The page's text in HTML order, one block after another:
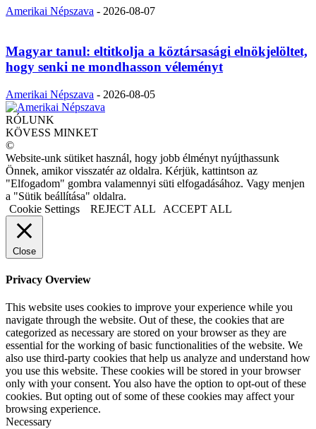
Amerikai Népszava - 2026-08-07
Magyar tanul: eltitkolja a köztársasági elnökjelöltet,
hogy senki ne mondhasson véleményt
Amerikai Népszava - 2026-08-05
RÓLUNK
KÖVESS MINKET
©
Website-unk sütiket használ, hogy jobb élményt nyújthassunk
Önnek, amikor visszatér az oldalra. Kérjük, kattintson az
"Elfogadom" gombra valamennyi süti elfogadásához. Vagy menjen
a "Sütik beállítása" oldalra.
Cookie Settings
REJECT ALL ACCEPT ALL
Close
Privacy Overview
This website uses cookies to improve your experience while you
navigate through the website. Out of these, the cookies that are
categorized as necessary are stored on your browser as they are
essential for the working of basic functionalities of the website. We
also use third-party cookies that help us analyze and understand how
you use this website. These cookies will be stored in your browser
only with your consent. You also have the option to opt-out of these
cookies. But opting out of some of these cookies may affect your
browsing experience.
Necessary